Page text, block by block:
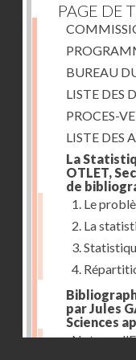
PAGE DE
BUREAU
LISTE DES
PROCES-
LISTE DES
La
OTLET,
de
1. Le
2. La
3.
4.
par Jules
Sciences
Note sur